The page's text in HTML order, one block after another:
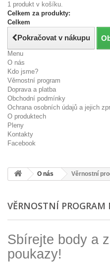
1 produkt v košíku.
Celkem za produkty:
Celkem
Pokračovat v nákupu
Menu
O nás
Kdo jsme?
Věrnostní program
Doprava a platba
Obchodní podmínky
Ochrana osobních údajů a jejich
O produktech
Pleny
Kontakty
Facebook
O nás Věrnostní
VĚRNOSTNÍ PROGRAM
Sbírejte body a
poukazy!